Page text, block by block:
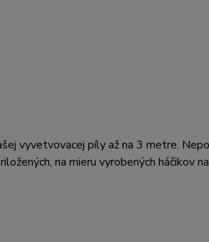
vyvetvovacej píly až na 3 metre.
na mieru vyrobených háčikov